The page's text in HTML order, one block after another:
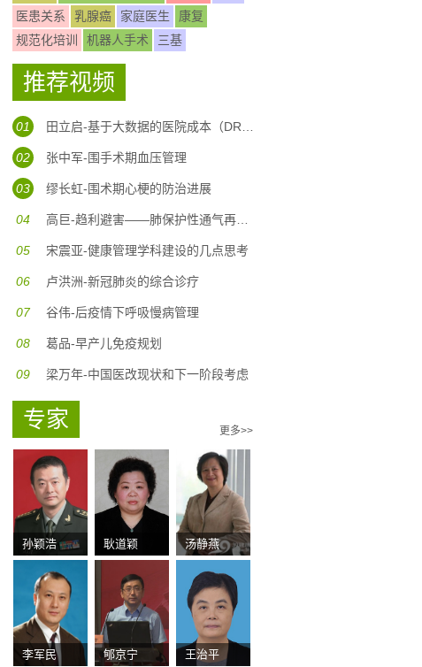
医患关系
乳腺癌 家庭医生
康复
规范化培训
机器人手术 三基
推荐视频
01 田立启-基于大数据的医院成本（DRG DIP)核算体系构建
02 张中军-围手术期血压管理
03 缪长虹-围术期心梗的防治进展
04 高巨-趋利避害——肺保护性通气再认识
05 宋震亚-健康管理学科建设的几点思考
06 卢洪洲-新冠肺炎的综合诊疗
07 谷伟-后疫情下呼吸慢病管理
08 葛品-早产儿免疫规划
09 梁万年-中国医改现状和下一阶段考虑
专家 更多>>
孙颖浩 耿道颖 汤静燕
李军民 郇京宁 王治平